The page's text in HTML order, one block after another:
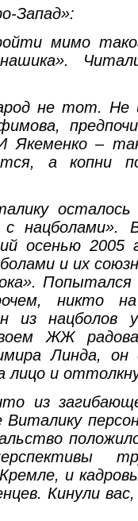
Запад»:
мимо
не тот. Не
Якеменко –
а копни
осталось
с
осенью 2005
и их
никто
из нацболов
ЖЖ
Линда, он
лицо и
из
и
Кинули